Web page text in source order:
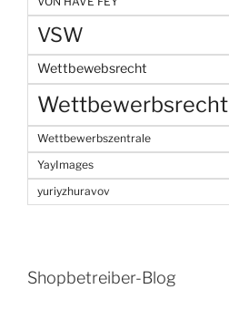
VSW
Wettbewebsrecht
Wettbewerbsrecht
Wettbewerbszentrale
YayImages
yuriyzhuravov
Shopbetreiber-Blog